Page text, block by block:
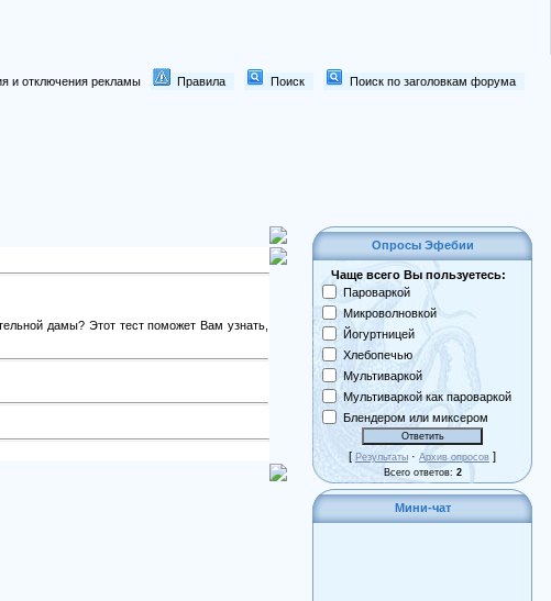
и отключения рекламы Правила Поиск Поиск по заголовкам форума
дамы? Этот тест поможет Вам узнать,
Опросы Эфебии
Чаще всего Вы пользуетесь:
Пароваркой
Микроволновкой
Йогуртницей
Хлебопечью
Мультиваркой
Мультиваркой как пароваркой
Блендером или миксером
[ Результаты · Архив опросов ]
Всего ответов: 2
Мини-чат